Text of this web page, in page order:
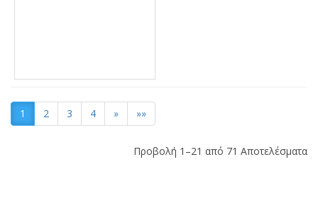
1 2 3 4 » »»
Προβολή 1–21 από 71 Αποτελέσματα